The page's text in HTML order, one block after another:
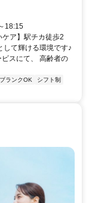
18:15
ケア】駅チカ徒歩2
して輝ける環境です♪
ビスにて、 高齢者の
ブランクOK
シフト制